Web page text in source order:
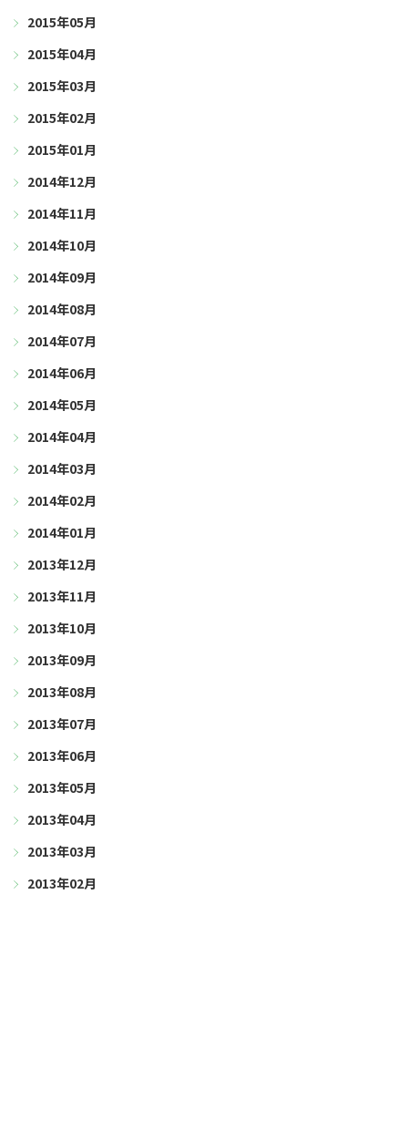
2015年05月
2015年04月
2015年03月
2015年02月
2015年01月
2014年12月
2014年11月
2014年10月
2014年09月
2014年08月
2014年07月
2014年06月
2014年05月
2014年04月
2014年03月
2014年02月
2014年01月
2013年12月
2013年11月
2013年10月
2013年09月
2013年08月
2013年07月
2013年06月
2013年05月
2013年04月
2013年03月
2013年02月